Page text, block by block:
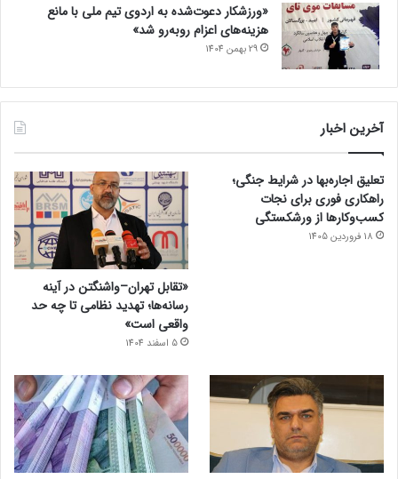
«ورزشکار دعوت‌شده به اردوی تیم ملی با مانع
هزینه‌های اعزام روبه‌رو شد»
29 بهمن 1404
آخرین اخبار
تعلیق اجاره‌بها در شرایط جنگی؛
راهکاری فوری برای نجات
کسب‌وکارها از ورشکستگی
18 فروردین 1405
«تقابل تهران–واشنگتن در آینه
رسانه‌ها؛ تهدید نظامی تا چه حد
واقعی است»
5 اسفند 1404